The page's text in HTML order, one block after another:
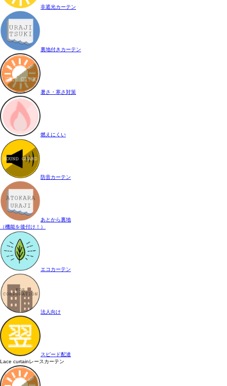
非遮光カーテン
裏地付きカーテン
暑さ・寒さ対策
燃えにくい
防音カーテン
あとから裏地
（機能を後付け！）
エコカーテン
法人向け
スピード配達
Lace curtainレースカーテン